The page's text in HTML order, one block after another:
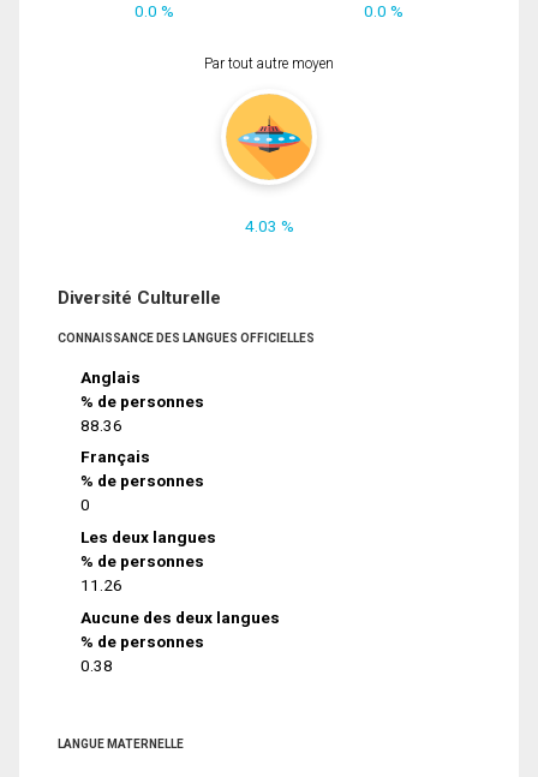
0.0 % 0.0 %
Par tout autre moyen
4.03 %
Diversité Culturelle
CONNAISSANCE DES LANGUES OFFICIELLES
Anglais
% de personnes
88.36
Français
% de personnes
0
Les deux langues
% de personnes
11.26
Aucune des deux langues
% de personnes
0.38
LANGUE MATERNELLE